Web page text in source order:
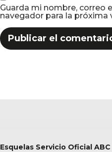
Guarda mi nombre, correo
navegador para la próxima
Esquelas Servicio Oficial ABC